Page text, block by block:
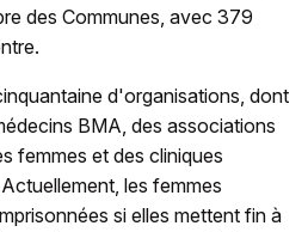
des Communes, avec 379
d'organisations, dont
BMA, des associations
femmes et des cliniques
les femmes
si elles mettent fin à